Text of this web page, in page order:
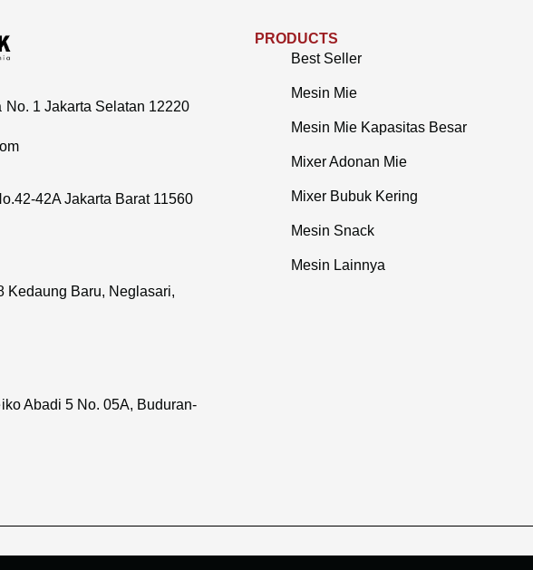
1 Jakarta Selatan 12220
42A Jakarta Barat 11560
Kedaung Baru, Neglasari,
Abadi 5 No. 05A, Buduran-
PRODUCTS
Best Seller
Mesin Mie
Mesin Mie Kapasitas Besar
Mixer Adonan Mie
Mixer Bubuk Kering
Mesin Snack
Mesin Lainnya